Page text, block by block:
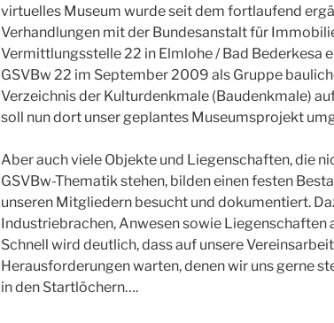
virtuelles Museum wurde seit dem fortlaufend
Verhandlungen mit der Bundesanstalt für
Vermittlungsstelle 22 in Elmlohe / Bad Bederkesa
GSVBw 22 im September 2009 als Gruppe
Verzeichnis der Kulturdenkmale (Baudenkmale)
soll nun dort unser geplantes Museumsprojekt
Aber auch viele Objekte und Liegenschaften, die
GSVBw-Thematik stehen, bilden einen festen
unseren Mitgliedern besucht und dokumentiert.
Industriebrachen, Anwesen sowie
Schnell wird deutlich, dass auf unsere
Herausforderungen warten, denen wir uns gerne
in den Startlöchern….